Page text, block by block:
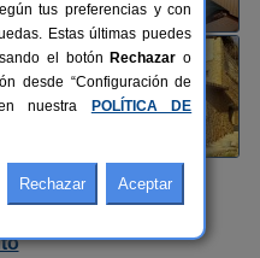
tus preferencias y con
Estas últimas puedes
el botón Rechazar o
desde “Configuración de
nuestra
POLÍTICA DE